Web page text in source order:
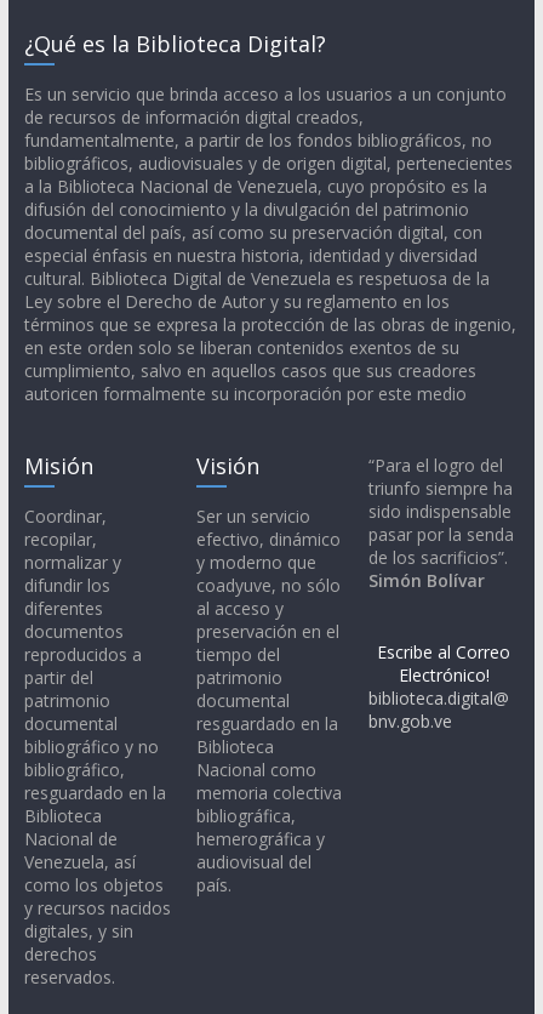
¿Qué es la Biblioteca Digital?
Es un servicio que brinda acceso a los usuarios a un conjunto
de recursos de información digital creados,
fundamentalmente, a partir de los fondos bibliográficos, no
bibliográficos, audiovisuales y de origen digital, pertenecientes
a la Biblioteca Nacional de Venezuela, cuyo propósito es la
difusión del conocimiento y la divulgación del patrimonio
documental del país, así como su preservación digital, con
especial énfasis en nuestra historia, identidad y diversidad
cultural. Biblioteca Digital de Venezuela es respetuosa de la
Ley sobre el Derecho de Autor y su reglamento en los
términos que se expresa la protección de las obras de ingenio,
en este orden solo se liberan contenidos exentos de su
cumplimiento, salvo en aquellos casos que sus creadores
autoricen formalmente su incorporación por este medio
Misión
Coordinar,
recopilar,
normalizar y
difundir los
diferentes
documentos
reproducidos a
partir del
patrimonio
documental
bibliográfico y no
bibliográfico,
resguardado en la
Biblioteca
Nacional de
Venezuela, así
como los objetos
y recursos nacidos
digitales, y sin
derechos
reservados.
Visión
Ser un servicio
efectivo, dinámico
y moderno que
coadyuve, no sólo
al acceso y
preservación en el
tiempo del
patrimonio
documental
resguardado en la
Biblioteca
Nacional como
memoria colectiva
bibliográfica,
hemerográfica y
audiovisual del
país.
“Para el logro del
triunfo siempre ha
sido indispensable
pasar por la senda
de los sacrificios”.
Simón Bolívar
Escribe al Correo
Electrónico!
biblioteca.digital@
bnv.gob.ve